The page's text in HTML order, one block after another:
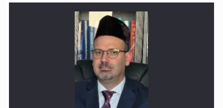
اليوم الوطني الرياضي لمجلس أنصار الله في هولندا